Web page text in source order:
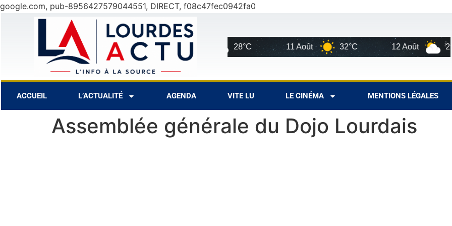
google.com, pub-8956427579044551, DIRECT, f08c47fec0942fa0
9 Août 30°C 10 Août 11 Août 32°C 12 Août 29°C
ACCUEIL L’ACTUALITÉ AGENDA VITE LU LE CINÉMA MENTIONS LÉGALES
Assemblée générale du Dojo Lourdais